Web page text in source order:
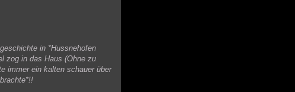
in *Hussnehofen
zog in das Haus (Ohne zu
immer ein kalten schauer über